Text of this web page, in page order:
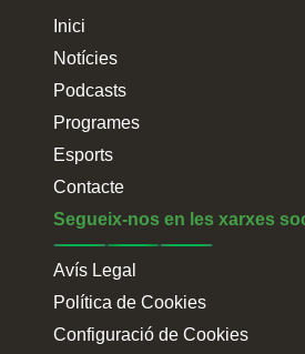
Inici
Notícies
Podcasts
Programes
Esports
Contacte
Segueix-nos en les xarxes
Avís Legal
Política de Cookies
Configuració de Cookies